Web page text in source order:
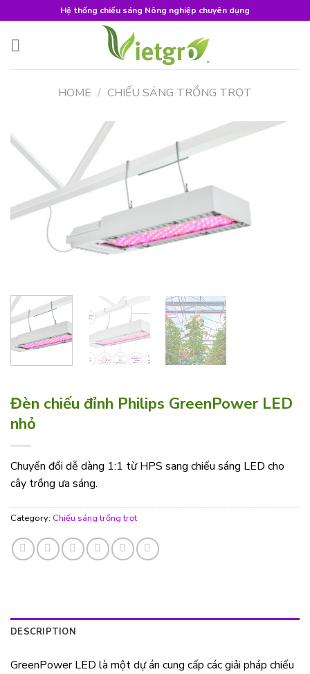
to
content
Hệ thống chiếu sáng Nông nghiệp chuyên dụng
HOME / CHIẾU SÁNG TRỒNG TRỌT
Đèn chiếu đỉnh Philips GreenPower LED
nhỏ
Chuyển đổi dễ dàng 1:1 từ HPS sang chiếu sáng LED cho
cây trồng ưa sáng.
Category: Chiếu sáng trồng trọt
DESCRIPTION
GreenPower LED là một dự án cung cấp các giải pháp chiếu